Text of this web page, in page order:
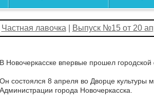
Частная лавочка Выпуск №15 от 20
В Новочеркасске впервые прошел
Он состоялся 8 апреля во Дворце культуры
Администрации города Новочеркасска.